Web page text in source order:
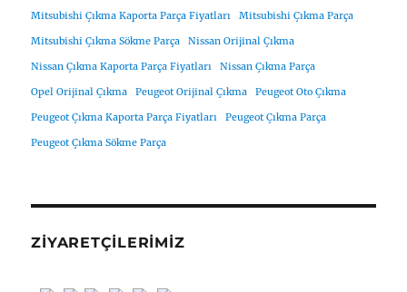
Mitsubishi Çıkma Kaporta Parça Fiyatları Mitsubishi Çıkma Parça
Mitsubishi Çıkma Sökme Parça Nissan Orijinal Çıkma
Nissan Çıkma Kaporta Parça Fiyatları Nissan Çıkma Parça
Opel Orijinal Çıkma Peugeot Orijinal Çıkma Peugeot Oto Çıkma
Peugeot Çıkma Kaporta Parça Fiyatları Peugeot Çıkma Parça
Peugeot Çıkma Sökme Parça
ZIYARETÇILERIMIZ